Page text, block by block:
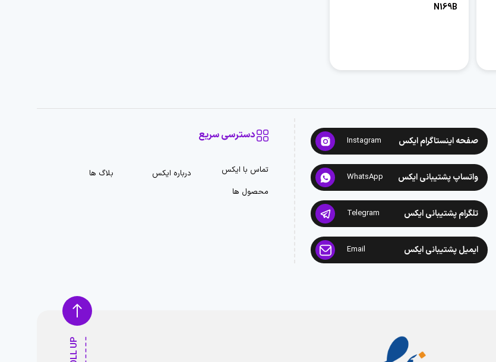
N169B
صفحه اینستاگرام ایکس Instagram
واتساپ پشتیبانی ایکس WhatsApp
تلگرام پشتیبانی ایکس Telegram
ایمیل پشتیبانی ایکس Email
دسترسی سریع
تماس با ایکس درباره ایکس
بلاگ ها
محصول ها